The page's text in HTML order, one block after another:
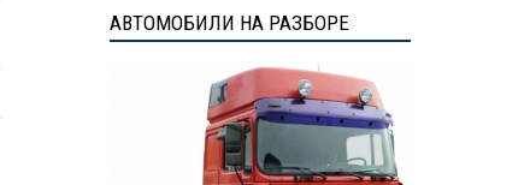
АВТОМОБИЛИ НА РАЗБОРЕ